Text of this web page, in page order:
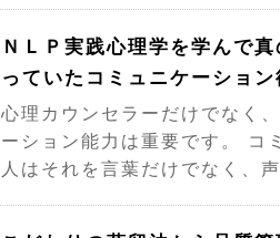
ＮＬＰ実践心理学を学んで
っていたコミュニケーション
心理カウンセラーだけでなく
ーション能力は重要です。 コ
人はそれを言葉だけでなく、